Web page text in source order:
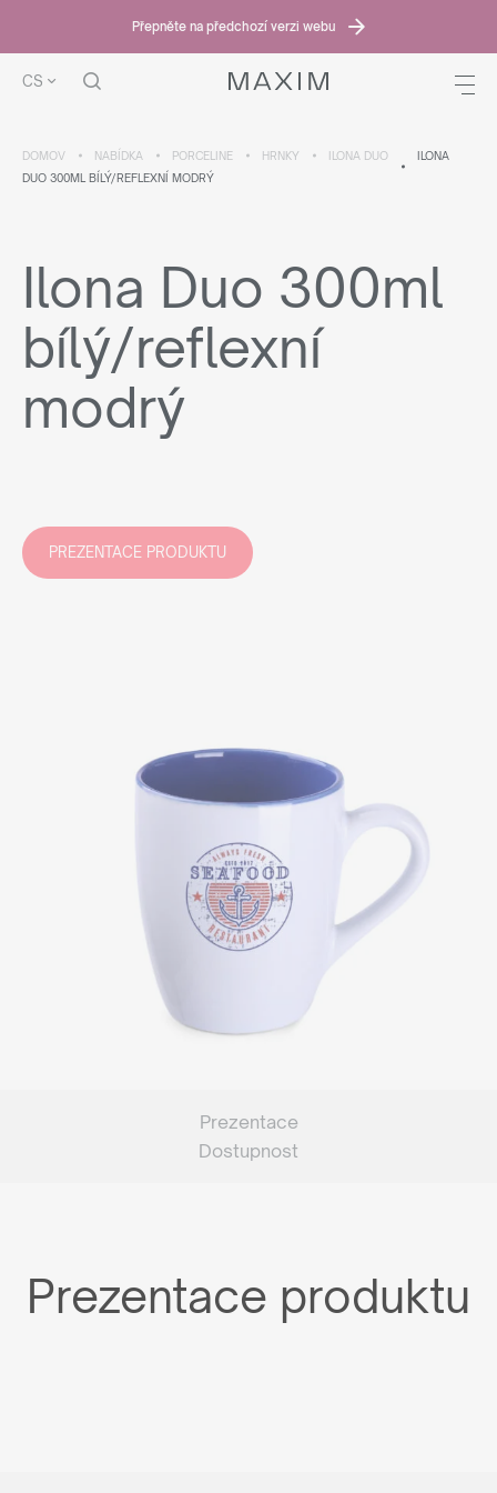
Přepněte na předchozí verzi webu
CS
DOMOV NABÍDKA PORCELINE HRNKY ILONA DUO
ILONA
DUO 300ML BÍLÝ/REFLEXNÍ MODRÝ
Ilona Duo 300ml
bílý/reflexní
modrý
PREZENTACE PRODUKTU
Prezentace
Dostupnost
Prezentace produktu